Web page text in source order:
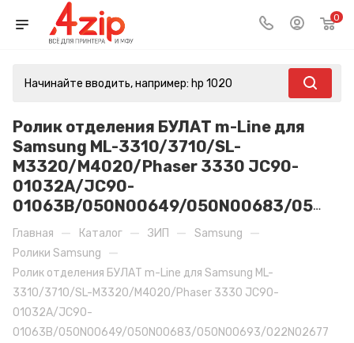
0
Ролик отделения БУЛАТ m-Line для
Samsung ML-3310/3710/SL-
M3320/M4020/Phaser 3330 JC90-
01032A/JC90-
01063B/050N00649/050N00683/050N00693/022N02677
Главная — Каталог — ЗИП — Samsung —
Ролики Samsung —
Ролик отделения БУЛАТ m-Line для Samsung ML-
3310/3710/SL-M3320/M4020/Phaser 3330 JC90-
01032A/JC90-
01063B/050N00649/050N00683/050N00693/022N02677